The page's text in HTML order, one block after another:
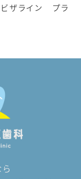
ザライン プラ